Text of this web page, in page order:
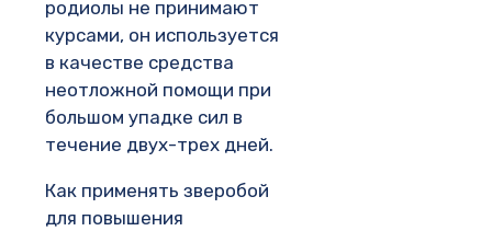
родиолы не принимают
курсами, он используется
в качестве средства
неотложной помощи при
большом упадке сил в
течение двух-трех дней.
Как применять зверобой
для повышения